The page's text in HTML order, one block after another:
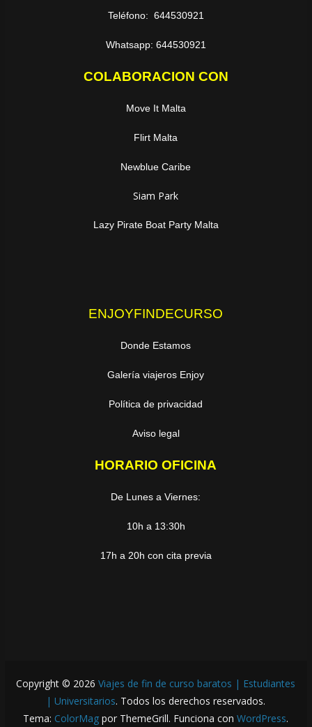
Teléfono: 644530921
Whatsapp: 644530921
COLABORACION CON
Move It Malta
Flirt Malta
Newblue Caribe
Siam Park
Lazy Pirate Boat Party Malta
ENJOYFINDECURSO
Donde Estamos
Galería viajeros Enjoy
Política de privacidad
Aviso legal
HORARIO OFICINA
De Lunes a Viernes:
10h a 13:30h
17h a 20h con cita previa
Copyright © 2026Viajes de fin de curso baratos | Estudiantes
| Universitarios. Todos los derechos reservados.
Tema: ColorMag por ThemeGrill. Funciona conWordPress.